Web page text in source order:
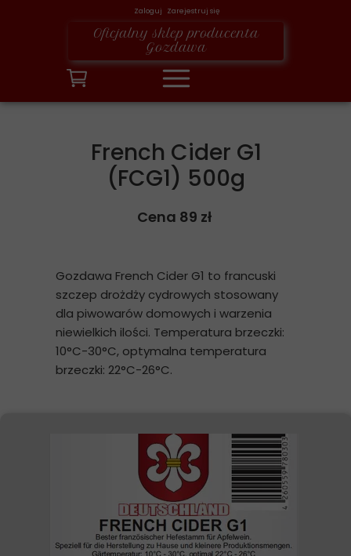
Zaloguj Zarejestruj się
Oficjalny sklep producenta
Gozdawa
French Cider G1
(FCG1) 500g
Cena 89 zł
Gozdawa French Cider G1 to francuski
szczep drożdży cydrowych stosowany
dla piwowarów domowych i warzenia
niewielkich ilości. Temperatura brzeczki:
10°C-30°C, optymalna temperatura
brzeczki: 22°C-26°C.